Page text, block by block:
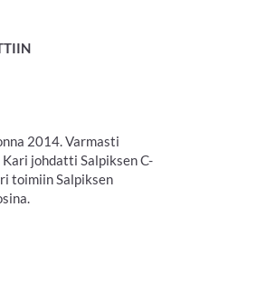
2014. Varmasti
johdatti Salpiksen C-
toimiin Salpiksen